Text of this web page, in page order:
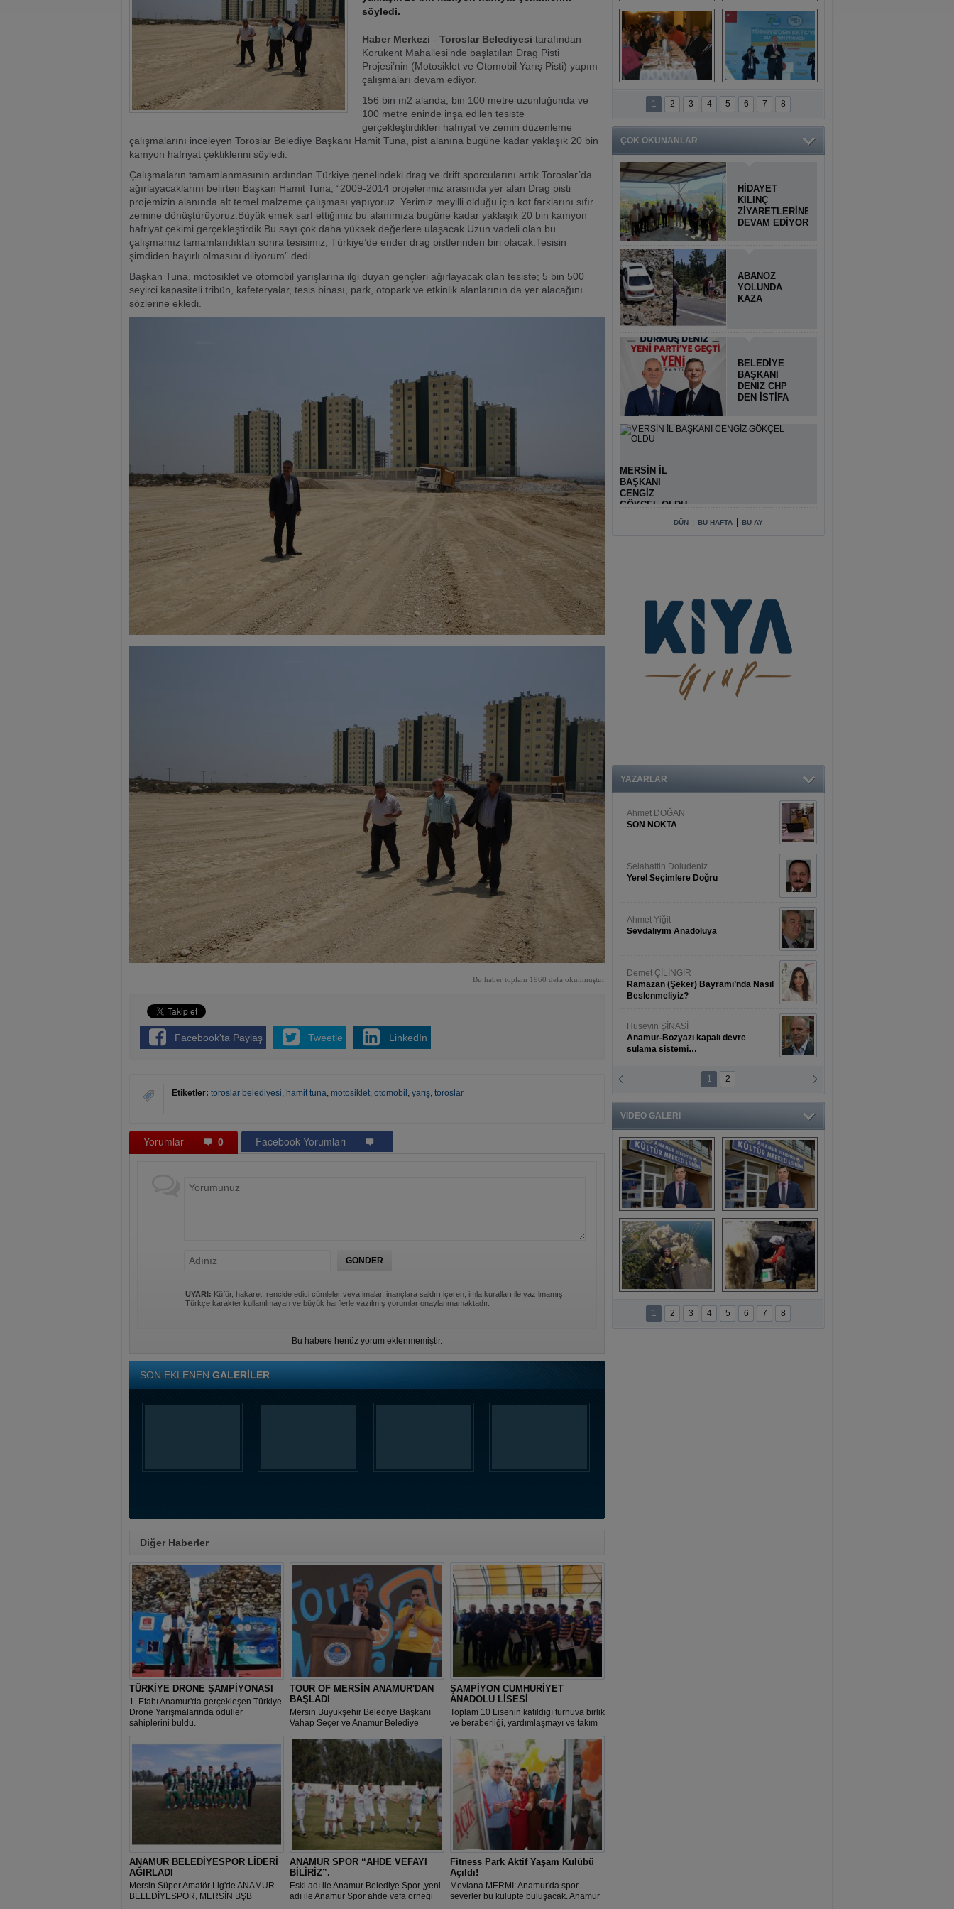
söyledi.
Haber Merkezi - Toroslar Belediyesi tarafından
Korukent Mahallesi’nde başlatılan Drag Pisti
Projesi’nin (Motosiklet ve Otomobil Yarış Pisti) yapım
çalışmaları devam ediyor.
156 bin m2 alanda, bin 100 metre uzunluğunda ve
100 metre eninde inşa edilen tesiste
gerçekleştirdikleri hafriyat ve zemin düzenleme
çalışmalarını inceleyen Toroslar Belediye Başkanı Hamit Tuna, pist alanına bugüne kadar yaklaşık 20 bin
kamyon hafriyat çektiklerini söyledi.
Çalışmaların tamamlanmasının ardından Türkiye genelindeki drag ve drift sporcularını artık Toroslar’da
ağırlayacaklarını belirten Başkan Hamit Tuna; “2009-2014 projelerimiz arasında yer alan Drag pisti
projemizin alanında alt temel malzeme çalışması yapıyoruz. Yerimiz meyilli olduğu için kot farklarını sıfır
zemine dönüştürüyoruz.Büyük emek sarf ettiğimiz bu alanımıza bugüne kadar yaklaşık 20 bin kamyon
hafriyat çekimi gerçekleştirdik.Bu sayı çok daha yüksek değerlere ulaşacak.Uzun vadeli olan bu
çalışmamız tamamlandıktan sonra tesisimiz, Türkiye’de ender drag pistlerinden biri olacak.Tesisin
şimdiden hayırlı olmasını diliyorum” dedi.
Başkan Tuna, motosiklet ve otomobil yarışlarına ilgi duyan gençleri ağırlayacak olan tesiste; 5 bin 500
seyirci kapasiteli tribün, kafeteryalar, tesis binası, park, otopark ve etkinlik alanlarının da yer alacağını
sözlerine ekledi.
Bu haber toplam 1960 defa okunmuştur
Facebook'ta Paylaş Tweetle LinkedIn
Etiketler: toroslar belediyesi, hamit tuna, motosiklet, otomobil , yarış, toroslar
Yorumlar 0 Facebook Yorumları
UYARI: Küfür, hakaret, rencide edici cümleler veya imalar, inançlara saldırı içeren, imla kuralları ile yazılmamış,
Türkçe karakter kullanılmayan ve büyük harflerle yazılmış yorumlar onaylanmamaktadır.
Bu habere henüz yorum eklenmemiştir.
SON EKLENEN GALERİLER
Diğer Haberler
TÜRKİYE DRONE ŞAMPİYONASI
1. Etabı Anamur'da gerçekleşen Türkiye
Drone Yarışmalarında ödüller
sahiplerini buldu.
TOUR OF MERSİN ANAMUR'DAN
BAŞLADI
Mersin Büyükşehir Belediye Başkanı
Vahap Seçer ve Anamur Belediye
Saçkan Kavşağı'ndan startını verdiği 5.
'TOUR OF MERSİN ULUSLARARASI
MERSİN BİSİKLET YARIŞLARI' başladı.
ŞAMPİYON CUMHURİYET
ANADOLU LİSESİ
Toplam 10 Lisenin katıldıgı turnuva birlik
ve beraberliği, yardımlaşmayı ve takım
kazandırmış, son derece centilmence
öğrencilerimize yakışır müsabakalar
yapılmıştır.
ANAMUR BELEDİYESPOR LİDERİ
AĞIRLADI
Mersin Süper Amatör Lig'de ANAMUR
BELEDİYESPOR, MERSİN BŞB
ANAMUR SPOR “AHDE VEFAYI
BİLİRİZ”.
Eski adı ile Anamur Belediye Spor ,yeni
adı ile Anamur Spor ahde vefa örneği
Fitness Park Aktif Yaşam Kulübü
Açıldı!
Mevlana MERMİ: Anamur'da spor
severler bu kulüpte buluşacak. Anamur
Titiopolis Antik
Kenti tanıtımı
Doğan Cüceloğlu,
İstanbul’da Mersinli
hemşerileriyle
buluştu
Anamurlular
Buluşması
KKTC’ye Su Temin
Projesi açılışı
1 2 3 4 5 6 7 8
ÇOK OKUNANLAR
HİDAYET
KILINÇ
ZİYARETLERİNE
DEVAM EDİYOR
ABANOZ
YOLUNDA
KAZA
BELEDİYE
BAŞKANI
DENİZ CHP
DEN İSTİFA
MERSİN İL
BAŞKANI
CENGİZ
GÖKÇEL OLDU
DÜN BU HAFTA BU AY
YAZARLAR
Ahmet DOĞAN
SON NOKTA
Selahattin Doludeniz
Yerel Seçimlere Doğru
Ahmet Yiğit
Sevdalıyım Anadoluya
Demet ÇİLİNGİR
Ramazan (Şeker) Bayramı’nda Nasıl
Beslenmeliyiz?
Hüseyin ŞİNASİ
Anamur-Bozyazı kapalı devre
sulama sistemi…
Bünyesinde Bahar Şöleni
1 2
VİDEO GALERİ
Başkan Türe'den
sansür açıklaması
Mahsun
Kırmızıgül’ün
filmine başkan
Mehmet Türe’den
sansür!
paraşütüne ilgi
artıyor
Hatice Gelin
belgeseli
1 2 3 4 5 6 7 8